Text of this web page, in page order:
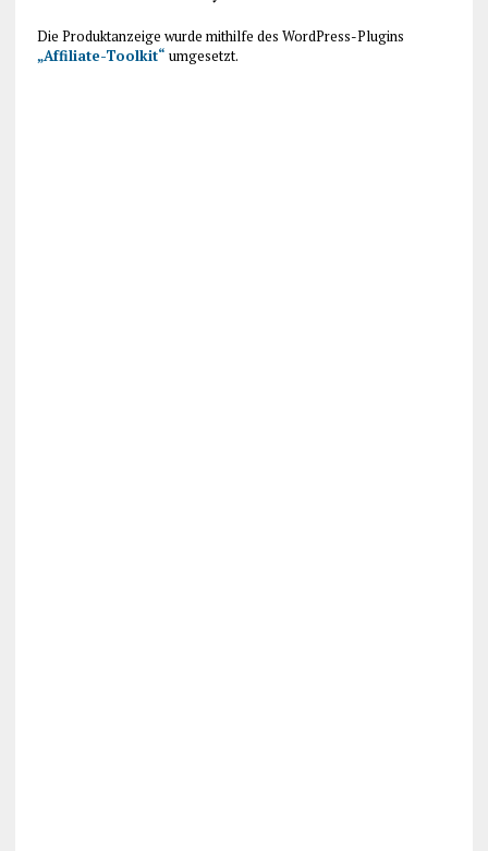
Die Produktanzeige wurde mithilfe des WordPress-Plugins
„Affiliate-Toolkit“ umgesetzt.